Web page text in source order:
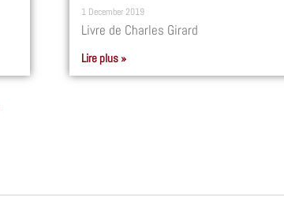
1 December 2019
Livre de Charles Girard
Lire plus »